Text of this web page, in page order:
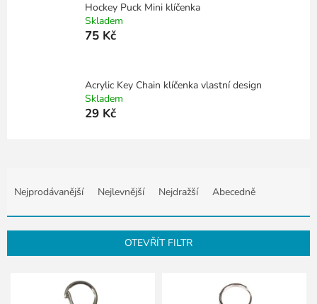
Hockey Puck Mini klíčenka
Skladem
75 Kč
Acrylic Key Chain klíčenka vlastní design
Skladem
29 Kč
e
n
í
Nejprodávanější Nejlevnější Nejdražší Abecedně
OTEVŘÍT FILTR